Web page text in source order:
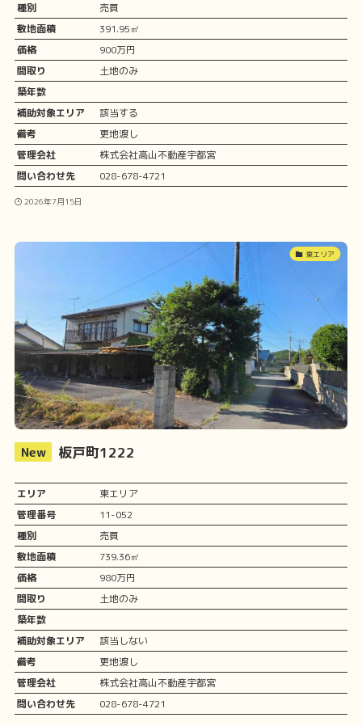
種別
売買
敷地面積
391.95㎡
価格
900万円
間取り
土地のみ
築年数
補助対象エリア
該当する
備考
更地渡し
管理会社
株式会社高山不動産宇都宮
問い合わせ先
028-678-4721
2026年7月15日
東エリア
板戸町1222
エリア
東エリア
管理番号
11-052
種別
売買
敷地面積
739.36㎡
価格
980万円
間取り
土地のみ
築年数
補助対象エリア
該当しない
備考
更地渡し
管理会社
株式会社高山不動産宇都宮
問い合わせ先
028-678-4721